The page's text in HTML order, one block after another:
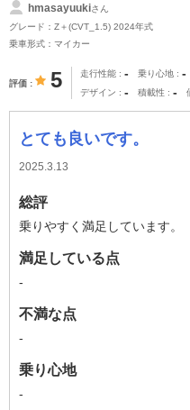
hmasayuukiさん
グレード：Z＋(CVT_1.5) 2024年式
乗車形式：マイカー
評価 5 走行性能 - 乗り心地 -
デザイン - 積載性 -
とても良いです。
2025.3.13
総評
乗りやすく満足しています。
満足している点
-
不満な点
-
乗り心地
-